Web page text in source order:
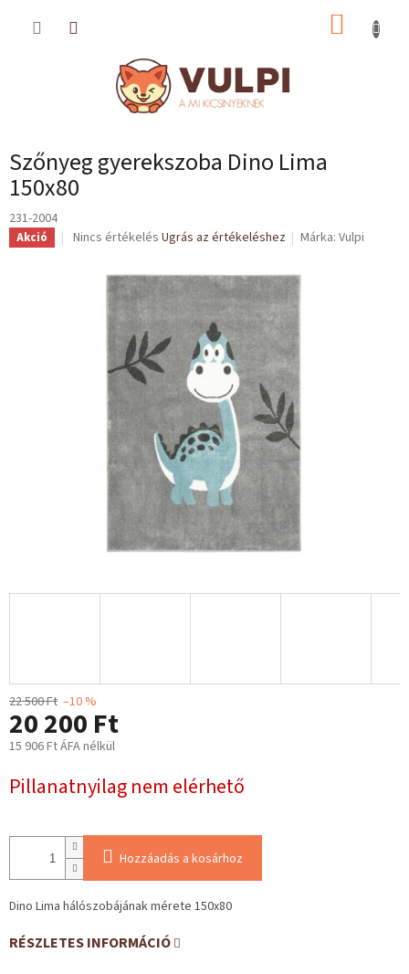
KOSÁR
Szőnyeg gyerekszoba Dino Lima
150x80
231-2004
Akció
A
átlagos
értékelése
Nincs értékelés Ugrás az értékeléshez Márka:Vulpi
22 500 Ft –10 %
20 200 Ft
15 906 Ft ÁFA nélkül
Pillanatnyilag nem elérhető
Hozzáadás a kosárhoz
Dino Lima hálószobájának mérete 150x80
RÉSZLETES INFORMÁCIÓ